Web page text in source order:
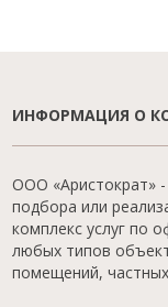
ИНФОРМАЦИЯ О
ООО «Аристократ»
подбора или
комплекс услуг по
любых типов
помещений,